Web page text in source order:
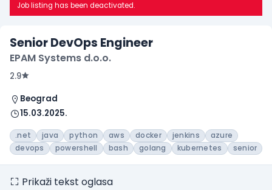
Job listing has been deactivated.
Senior DevOps Engineer
EPAM Systems d.o.o.
2.9
Beograd
15.03.2025.
.net java python aws docker jenkins
azure
devops
powershell bash golang kubernetes senior
Prikaži tekst oglasa